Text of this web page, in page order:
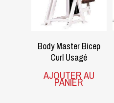
Body Master Bicep
Curl Usagé
AJOUTER AU
PANIER